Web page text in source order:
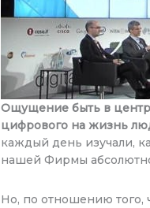
Ощущение быть в
цифрового на жизнь
каждый день изучали,
нашей Фирмы
Но, по отношению того,